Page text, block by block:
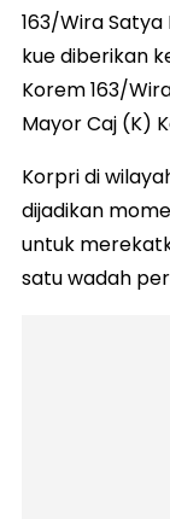
163/Wira
kue diberikan
Korem 163/
Mayor Caj (K)
Korpri di
dijadikan
untuk
satu wadah